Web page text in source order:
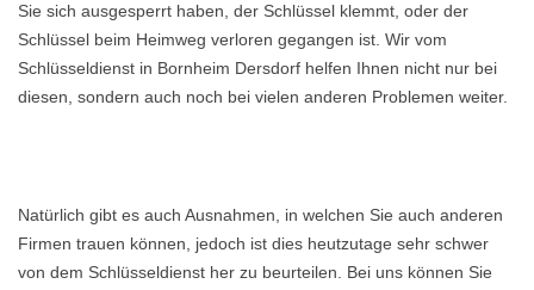
Sie sich ausgesperrt haben, der Schlüssel klemmt, oder der
Schlüssel beim Heimweg verloren gegangen ist. Wir vom
Schlüsseldienst in Bornheim Dersdorf helfen Ihnen nicht nur bei
diesen, sondern auch noch bei vielen anderen Problemen weiter.
Natürlich gibt es auch Ausnahmen, in welchen Sie auch anderen
Firmen trauen können, jedoch ist dies heutzutage sehr schwer
von dem Schlüsseldienst her zu beurteilen. Bei uns können Sie